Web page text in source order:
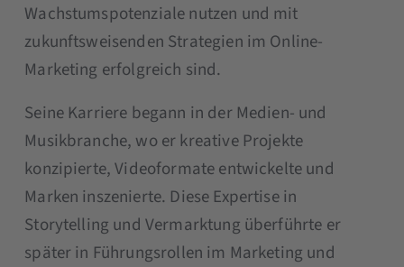
Wachstumspotenziale nutzen und mit
zukunftsweisenden Strategien im Online-
Marketing erfolgreich sind.
Seine Karriere begann in der Medien- und
Musikbranche, wo er kreative Projekte
konzipierte, Videoformate entwickelte und
Marken inszenierte. Diese Expertise in
Storytelling und Vermarktung überführte er
später in Führungsrollen im Marketing und